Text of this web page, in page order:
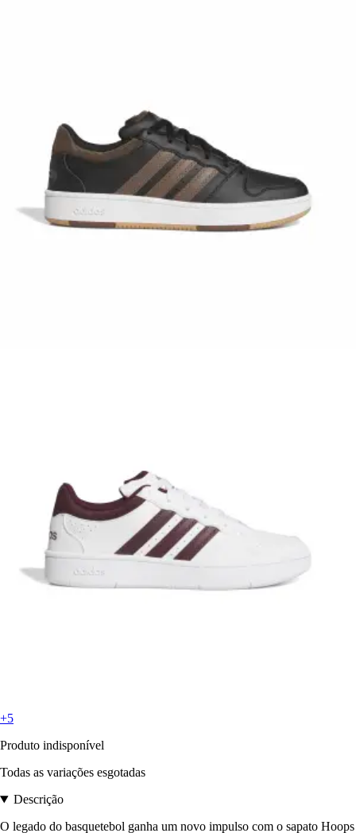
+5
Produto indisponível
Todas as variações esgotadas
Descrição
O legado do basquetebol ganha um novo impulso com o sapato Hoops